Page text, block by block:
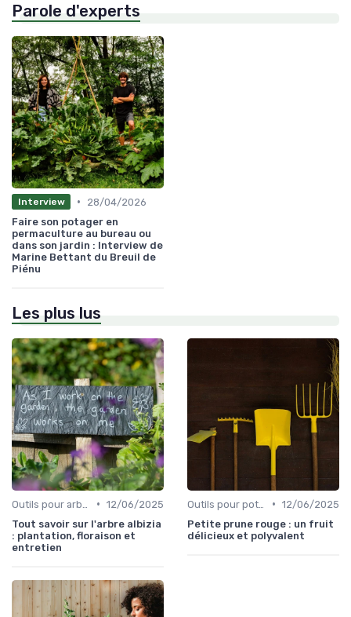
Parole d'experts
Interview •
28/04/2026
Faire son potager en
permaculture au bureau ou
dans son jardin : Interview de
Marine Bettant du Breuil de
Piénu
Les plus lus
• 12/06/2025
Tout savoir sur l'arbre albizia
: plantation, floraison et
entretien
• 12/06/2025
Petite prune rouge : un fruit
délicieux et polyvalent